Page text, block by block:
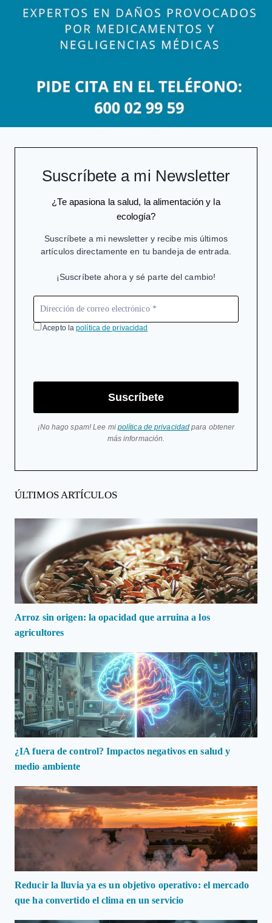
Suscríbete a mi Newsletter
¿Te apasiona la salud, la alimentación y la
ecología?
Suscríbete a mi newsletter y recibe mis últimos
artículos directamente en tu bandeja de entrada.
¡Suscríbete ahora y sé parte del cambio!
Acepto lapolítica de privacidad
Suscríbete
¡No hago spam! Lee mi política de privacidad para obtener
más información.
ÚLTIMOS ARTÍCULOS
Arroz sin origen: la opacidad que arruina a los
agricultores
¿IA fuera de control? Impactos negativos en salud y
medio ambiente
Reducir la lluvia ya es un objetivo operativo: el mercado
que ha convertido el clima en un servicio